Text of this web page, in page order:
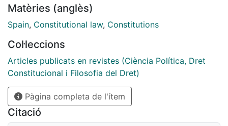
centralista español y la plural conformación de la
comunidad política que está en su base y que, con
autogobierno [...].
Matèries (anglès)
Spain, Constitutional law, Constitutions
Col·leccions
Articles publicats en revistes (Ciència Política, Dret
Constitucional i Filosofia del Dret)
Pàgina completa de l'ítem
Citació